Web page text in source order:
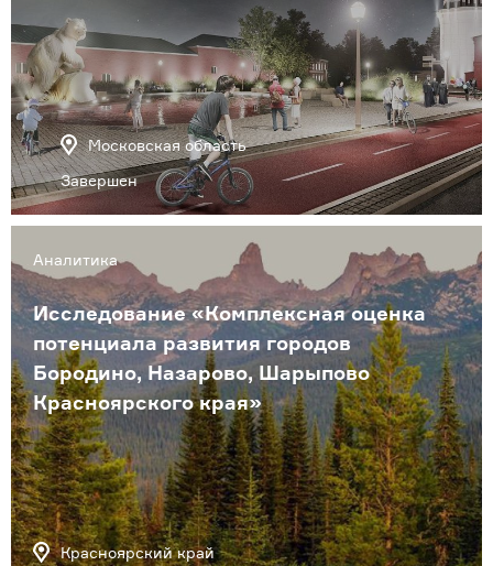
Московская область
Завершен
Аналитика
Исследование «Комплексная оценка
потенциала развития городов
Бородино, Назарово, Шарыпово
Красноярского края»
Красноярский край